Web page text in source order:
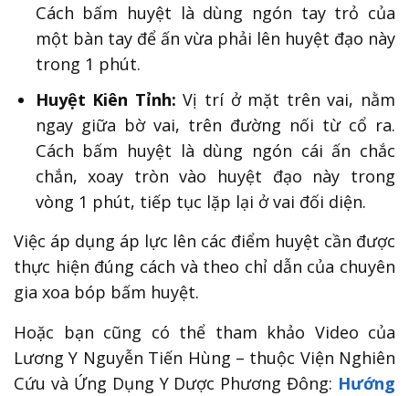
Cách bấm huyệt là dùng ngón tay trỏ của
một bàn tay để ấn vừa phải lên huyệt đạo này
trong 1 phút.
Huyệt Kiên Tỉnh:Vị trí ở mặt trên vai, nằm
ngay giữa bờ vai, trên đường nối từ cổ ra.
Cách bấm huyệt là dùng ngón cái ấn chắc
chắn, xoay tròn vào huyệt đạo này trong
vòng 1 phút, tiếp tục lặp lại ở vai đối diện.
Việc áp dụng áp lực lên các điểm huyệt cần được
thực hiện đúng cách và theo chỉ dẫn của chuyên
gia xoa bóp bấm huyệt.
Hoặc bạn cũng có thể tham khảo Video của
Lương Y Nguyễn Tiến Hùng – thuộc Viện Nghiên
Cứu và Ứng Dụng Y Dược Phương Đông: Hướng